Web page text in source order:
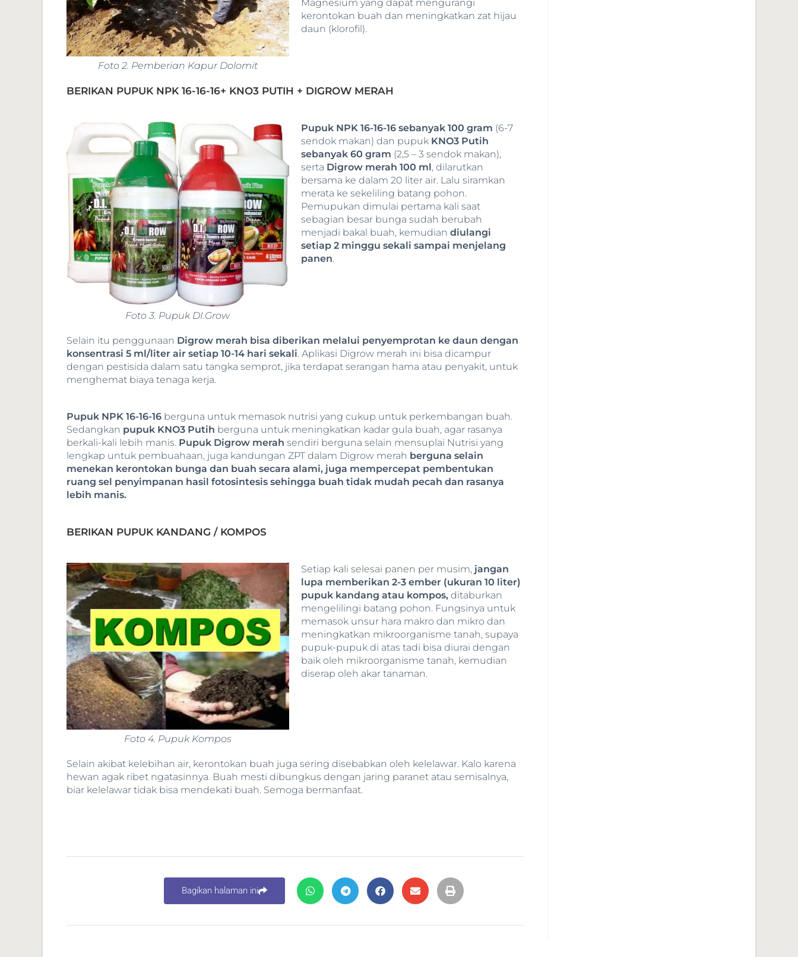
Foto 2. Pemberian Kapur Dolomit
Magnesium yang dapat mengurangi
kerontokan buah dan meningkatkan zat hijau
daun (klorofil).
BERIKAN PUPUK NPK 16-16-16+ KNO3 PUTIH + DIGROW MERAH
Foto 3. Pupuk DI.Grow
Pupuk NPK 16-16-16 sebanyak 100 gram (6-7
sendok makan) dan pupuk KNO3 Putih
sebanyak 60 gram (2,5 – 3 sendok makan),
serta Digrow merah 100 ml, dilarutkan
bersama ke dalam 20 liter air. Lalu siramkan
merata ke sekeliling batang pohon.
Pemupukan dimulai pertama kali saat
sebagian besar bunga sudah berubah
menjadi bakal buah, kemudian diulangi
setiap 2 minggu sekali sampai menjelang
panen.
Selain itu penggunaan Digrow merah bisa diberikan melalui penyemprotan ke daun dengan
konsentrasi 5 ml/liter air setiap 10-14 hari sekali. Aplikasi Digrow merah ini bisa dicampur
dengan pestisida dalam satu tangka semprot, jika terdapat serangan hama atau penyakit, untuk
menghemat biaya tenaga kerja.
Pupuk NPK 16-16-16 berguna untuk memasok nutrisi yang cukup untuk perkembangan buah.
Sedangkan pupuk KNO3 Putih berguna untuk meningkatkan kadar gula buah, agar rasanya
berkali-kali lebih manis. Pupuk Digrow merah sendiri berguna selain mensuplai Nutrisi yang
lengkap untuk pembuahaan, juga kandungan ZPT dalam Digrow merah berguna selain
menekan kerontokan bunga dan buah secara alami, juga mempercepat pembentukan
ruang sel penyimpanan hasil fotosintesis sehingga buah tidak mudah pecah dan rasanya
lebih manis.
BERIKAN PUPUK KANDANG / KOMPOS
Foto 4. Pupuk Kompos
Setiap kali selesai panen per musim, jangan
lupa memberikan 2-3 ember (ukuran 10 liter)
pupuk kandang atau kompos,ditaburkan
mengelilingi batang pohon. Fungsinya untuk
memasok unsur hara makro dan mikro dan
meningkatkan mikroorganisme tanah, supaya
pupuk-pupuk di atas tadi bisa diurai dengan
baik oleh mikroorganisme tanah, kemudian
diserap oleh akar tanaman.
Selain akibat kelebihan air, kerontokan buah juga sering disebabkan oleh kelelawar. Kalo karena
hewan agak ribet ngatasinnya. Buah mesti dibungkus dengan jaring paranet atau semisalnya,
biar kelelawar tidak bisa mendekati buah. Semoga bermanfaat.
Bagikan halaman ini